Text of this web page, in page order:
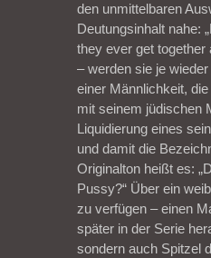
den unmittelbaren
Deutungsinhalt nahe:
they ever get together
– werden sie je
einer Männlichkeit,
mit seinem jüdischen
Liquidierung eines
und damit die
Originalton heißt es:
Pussy?“ Über ein
zu verfügen – einen
später in der Serie
sondern auch Spitzel